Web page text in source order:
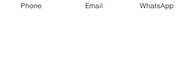
Phone Email WhatsApp